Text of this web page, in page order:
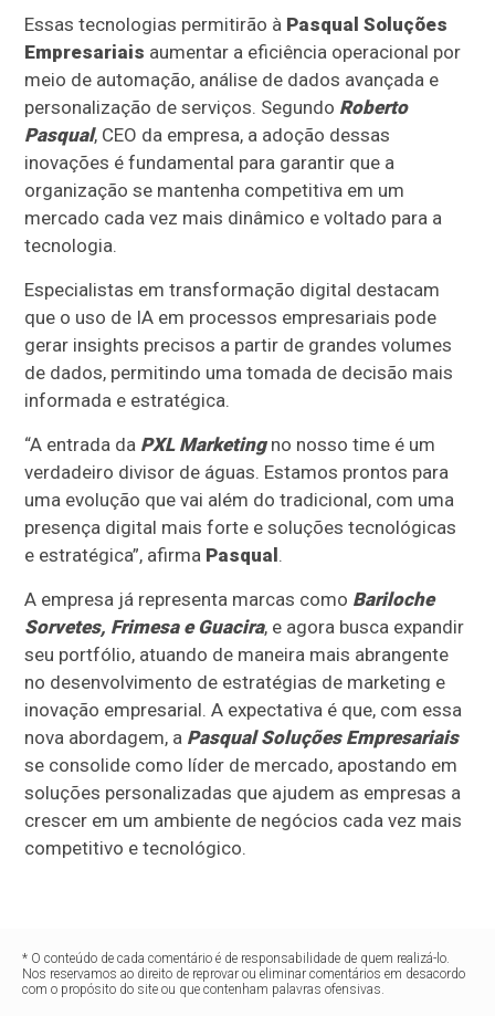
Essas tecnologias permitirão à Pasqual Soluções
Empresariais aumentar a eficiência operacional por
meio de automação, análise de dados avançada e
personalização de serviços. Segundo Roberto
Pasqual, CEO da empresa, a adoção dessas
inovações é fundamental para garantir que a
organização se mantenha competitiva em um
mercado cada vez mais dinâmico e voltado para a
tecnologia.
Especialistas em transformação digital destacam
que o uso de IA em processos empresariais pode
gerar insights precisos a partir de grandes volumes
de dados, permitindo uma tomada de decisão mais
informada e estratégica.
“A entrada da PXL Marketingno nosso time é um
verdadeiro divisor de águas. Estamos prontos para
uma evolução que vai além do tradicional, com uma
presença digital mais forte e soluções tecnológicas
e estratégica”, afirma Pasqual.
A empresa já representa marcas como Bariloche
Sorvetes, Frimesa e Guacira, e agora busca expandir
seu portfólio, atuando de maneira mais abrangente
no desenvolvimento de estratégias de marketing e
inovação empresarial. A expectativa é que, com essa
nova abordagem, a Pasqual Soluções Empresariais
se consolide como líder de mercado, apostando em
soluções personalizadas que ajudem as empresas a
crescer em um ambiente de negócios cada vez mais
competitivo e tecnológico.
* O conteúdo de cada comentário é de responsabilidade de quem realizá-lo.
Nos reservamos ao direito de reprovar ou eliminar comentários em desacordo
com o propósito do site ou que contenham palavras ofensivas.